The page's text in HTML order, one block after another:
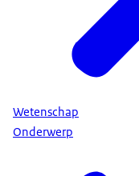
Wetenschap
Onderwerp